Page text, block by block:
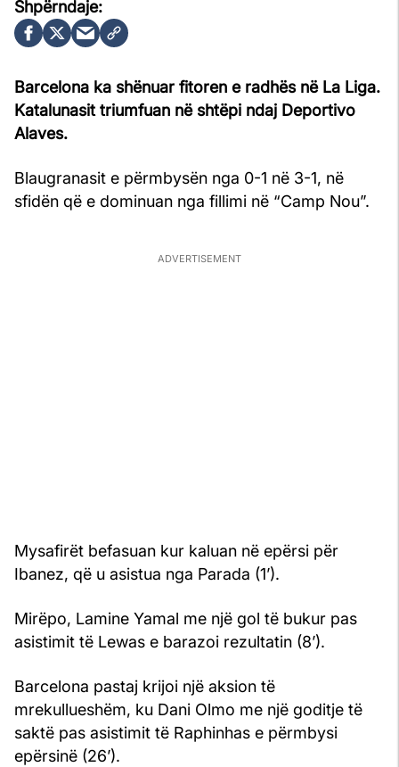
Barcelona ka shënuar fitoren e radhës në La Liga.
Katalunasit triumfuan në shtëpi ndaj Deportivo
Alaves.
Blaugranasit e përmbysën nga 0-1 në 3-1, në
sfidën që e dominuan nga fillimi në “Camp Nou”.
Mysafirët befasuan kur kaluan në epërsi për
Ibanez, që u asistua nga Parada (1’).
Mirëpo, Lamine Yamal me një gol të bukur pas
asistimit të Lewas e barazoi rezultatin (8’).
Barcelona pastaj krijoi një aksion të
mrekullueshëm, ku Dani Olmo me një goditje të
saktë pas asistimit të Raphinhas e përmbysi
epërsinë (26’).